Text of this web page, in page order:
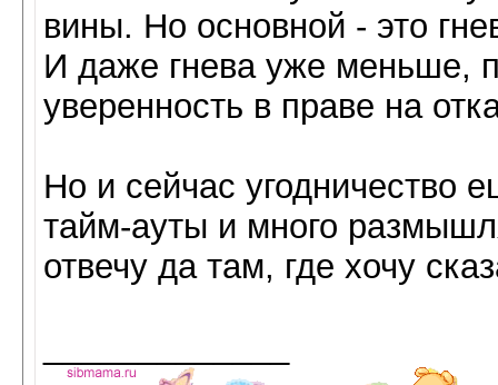
вины. Но основной - это
И даже гнева уже меньше,
уверенность в праве на
Но и сейчас угодничество
тайм-ауты и много
отвечу да там, где хочу